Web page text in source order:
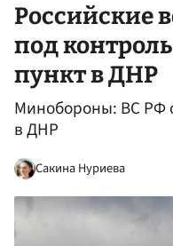
Российские
под
пункт в ДНР
Минобороны: ВС РФ
в ДНР
Сакина Нуриева